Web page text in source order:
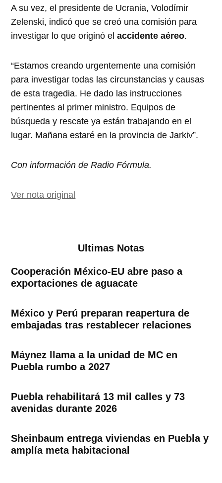
A su vez, el presidente de Ucrania, Volodímir
Zelenski, indicó que se creó una comisión para
investigar lo que originó elaccidente aéreo.
“Estamos creando urgentemente una comisión
para investigar todas las circunstancias y causas
de esta tragedia. He dado las instrucciones
pertinentes al primer ministro. Equipos de
búsqueda y rescate ya están trabajando en el
lugar. Mañana estaré en la provincia de Jarkiv”.
Con información de Radio Fórmula.
Ver nota original
Ultimas Notas
Cooperación México-EU abre paso a
exportaciones de aguacate
México y Perú preparan reapertura de
embajadas tras restablecer relaciones
Máynez llama a la unidad de MC en
Puebla rumbo a 2027
Puebla rehabilitará 13 mil calles y 73
avenidas durante 2026
Sheinbaum entrega viviendas en Puebla y
amplía meta habitacional